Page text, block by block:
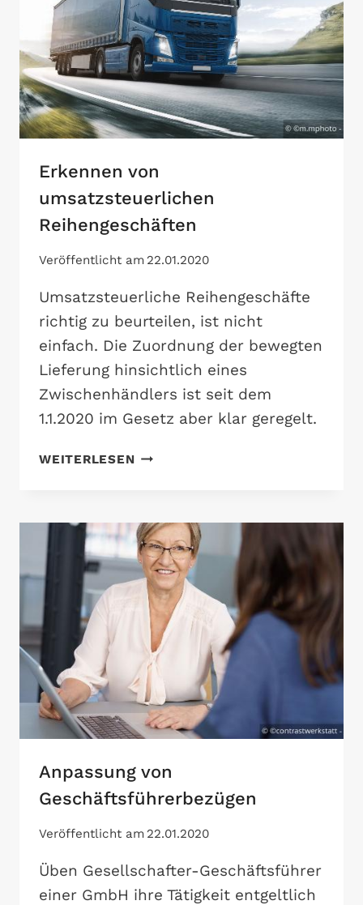
Erkennen von
umsatzsteuerlichen
Reihengeschäften
Veröffentlicht am 22.01.2020
Umsatzsteuerliche Reihengeschäfte
richtig zu beurteilen, ist nicht
einfach. Die Zuordnung der bewegten
Lieferung hinsichtlich eines
Zwischenhändlers ist seit dem
1.1.2020 im Gesetz aber klar geregelt.
WEITERLESENERKENNEN
Anpassung von
Geschäftsführerbezügen
Veröffentlicht am 22.01.2020
Üben Gesellschafter-Geschäftsführer
einer GmbH ihre Tätigkeit entgeltlich